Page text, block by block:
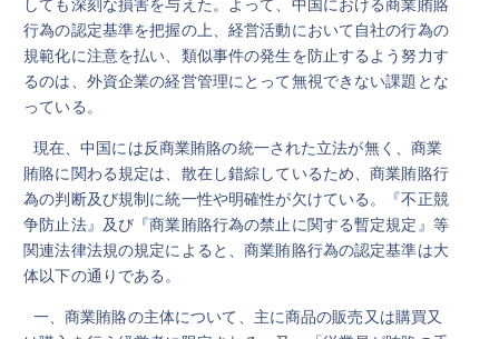
行為の認定基準を把握の上、経営活動において自社の行為の
規範化に注意を払い、類似事件の発生を防止するよう努力す
るのは、外資企業の経営管理にとって無視できない課題とな
っている。
現在、中国には反商業賄賂の統一された立法が無く、商業
賄賂に関わる規定は、散在し錯綜しているため、商業賄賂行
為の判断及び規制に統一性や明確性が欠けている。『不正競
争防止法』及び『商業賄賂行為の禁止に関する暫定規定』等
関連法律法規の規定によると、商業賄賂行為の認定基準は大
体以下の通りである。
一、商業賄賂の主体について、主に商品の販売又は購買又